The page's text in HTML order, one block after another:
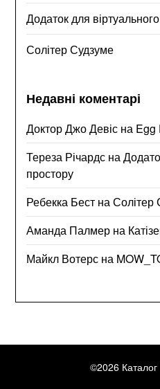
Додаток для
Солітер Судзуме
Недавні коментарі
Доктор Джо Девіс на Egg
Тереза Річардс на
простору
Ребекка Бест наСолітер
Аманда Палмер на
Майкл Вотерс на
©2026 Каталог